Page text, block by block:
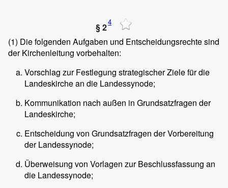
§ 24
(1) Die folgenden Aufgaben und Entscheidungsrechte sind
der Kirchenleitung vorbehalten:
Vorschlag zur Festlegung strategischer Ziele für die
Landeskirche an die Landessynode;
Kommunikation nach außen in Grundsatzfragen der
Landeskirche;
Entscheidung von Grundsatzfragen der Vorbereitung
der Landessynode;
Überweisung von Vorlagen zur Beschlussfassung an
die Landessynode;